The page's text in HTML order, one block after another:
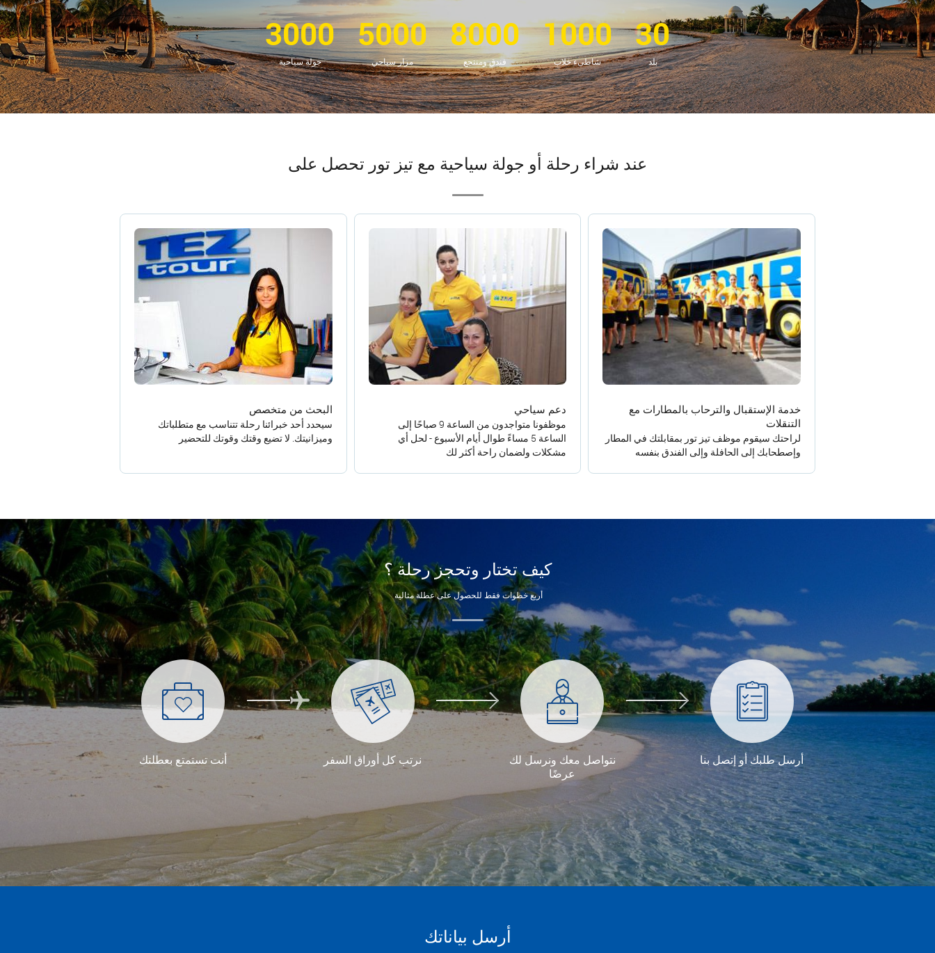
30
بلد
1000
شاطىء خلاب
8000
فندق ومنتجع
5000
مزار سياحي
3000
جولة سياحية
عند شراء رحلة أو جولة سياحية مع تيز تور تحصل على
خدمة الإستقبال والترحاب بالمطارات مع
التنقلات
لراحتك سيقوم موظف تيز تور بمقابلتك في المطار
وإصطحابك إلى الحافلة وإلى الفندق بنفسه
دعم سياحي
موظفونا متواجدون من الساعة 9 صباحًا إلى
الساعة 5 مساءً طوال أيام الأسبوع - لحل أي
مشكلات ولضمان راحة أكثر لك
البحث من متخصص
سيحدد أحد خبرائنا رحلة تتناسب مع متطلباتك
وميزانيتك. لا تضيع وقتك وقوتك للتحضير
كيف تختار وتحجز رحلة ؟
أربع خطوات فقط للحصول على عطلة مثالية
أرسل طلبك أو إتصل بنا
نتواصل معك ونرسل لك
عرضًا
نرتب كل أوراق السفر أنت تستمتع بعطلتك
أرسل بياناتك